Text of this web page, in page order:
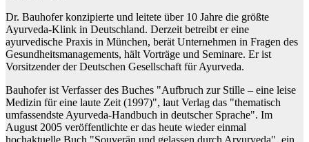
Dr. Bauhofer konzipierte und leitete über 10 Jahre die größte
Ayurveda-Klink in Deutschland. Derzeit betreibt er eine
ayurvedische Praxis in München, berät Unternehmen in Fragen des
Gesundheitsmanagements, hält Vorträge und Seminare. Er ist
Vorsitzender der Deutschen Gesellschaft für Ayurveda.
Bauhofer ist Verfasser des Buches "Aufbruch zur Stille – eine leise
Medizin für eine laute Zeit (1997)", laut Verlag das "thematisch
umfassendste Ayurveda-Handbuch in deutscher Sprache". Im
August 2005 veröffentlichte er das heute wieder einmal
hochaktuelle Buch "Souverän und gelassen durch Aryurveda", ein